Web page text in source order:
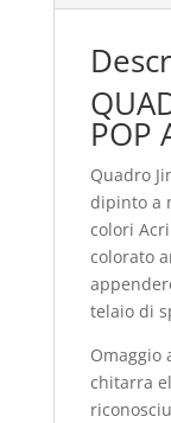
POP
Quadro
dipinto a
colori
colorato
telaio di
Omaggio
chitarra